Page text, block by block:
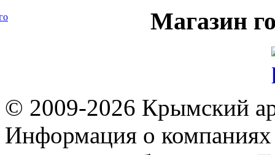
Магазин
© 2009-2026 Крымский
Информация о компаниях